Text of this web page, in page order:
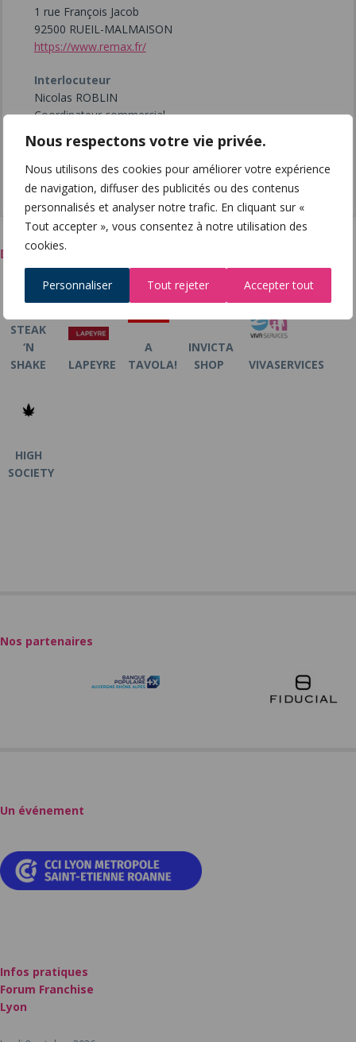
Nous respectons votre vie privée.
Nous utilisons des cookies pour améliorer votre expérience
de navigation, diffuser des publicités ou des contenus
personnalisés et analyser notre trafic. En cliquant sur «
Tout accepter », vous consentez à notre utilisation des
cookies.
Personnaliser Tout rejeter Accepter tout
1 rue François Jacob
92500 RUEIL-MALMAISON
https://www.remax.fr/
Interlocuteur
Nicolas ROBLIN
Coordinateur commercial
nicolas.roblin@remax.fr
01 53 83 01 73
Ajouter
à mes favoris
Facebook
Twitter
D’autres exposants 2023 du même secteur d’activité
STEAK
‘N
SHAKE
LAPEYRE
A
TAVOLA!
INVICTA
SHOP
VIVASERVICES
HIGH
SOCIETY
Nos partenaires
Un événement
Infos pratiques
Forum Franchise
Lyon